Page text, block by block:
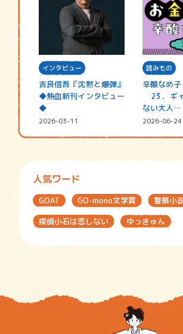
インタビュー
吉良信吾『沈黙と爆弾』
◆熱血新刊インタビュー
◆
2026-03-11
読みもの
辛酸なめ子
23．ギ
ない大人…
2026-06-24
人気ワード
GOAT GO-mono文学賞
警察小
探偵小石は恋しない
ゆっきゅん